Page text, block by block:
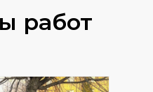
работ